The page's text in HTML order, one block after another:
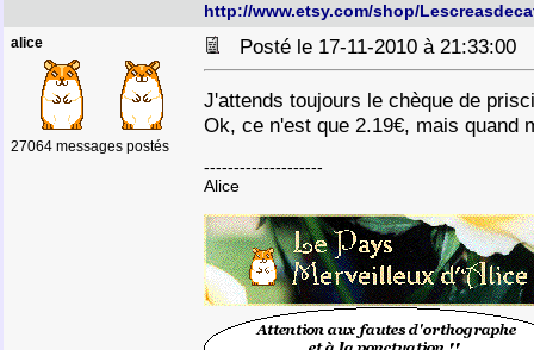
http://www.etsy.com/shop/
alice
27064 messages postés
Posté le 17-11-2010 à 21:33:00
J'attends toujours le chèque de
Ok, ce n'est que 2.19€, mais quand
--------------------
Alice